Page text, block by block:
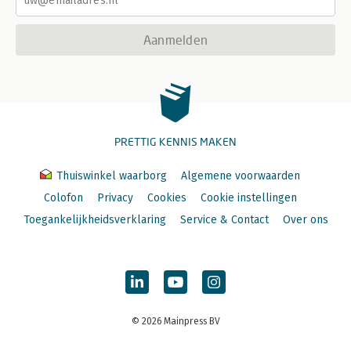
15.2.1 Adviesrollen 479
15.3 Gespreksvaardigheid van de adviseur 482
15.4 Overtuigingskracht van de adviseur 491
16.2 De persoon van de onderhandelaar 502
16.4 Onderhandelingsstijlen en -tactieken 512
16.5 Praktijk 517
Kernstof 519
17.2 Conflicthanteerder 524
17.3 De-escalatie en conflicthanteringsgesprek 531
Aanmelden
PRETTIG KENNIS MAKEN
Thuiswinkel waarborg
Algemene voorwaarden
Colofon
Privacy Cookies
Cookie instellingen
Toegankelijkheidsverklaring
Service & Contact Over ons
© 2026 Mainpress BV